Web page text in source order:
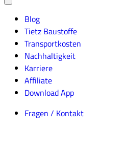
Blog
Tietz Baustoffe
Transportkosten
Nachhaltigkeit
Karriere
Affiliate
Download App
Fragen / Kontakt